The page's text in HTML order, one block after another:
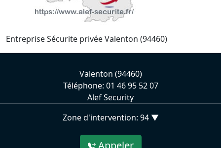
Entreprise Sécurite privée Valenton (94460)
Valenton (94460)
Téléphone: 01 46 95 52 07
Alef Security
Zone d'intervention: 94 ▼
Appeler